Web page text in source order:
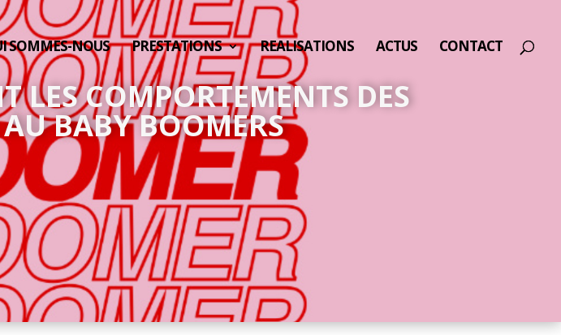
SOMMES-NOUS PRESTATIONS REALISATIONS ACTUS CONTACT
LES COMPORTEMENTS DES
BABY BOOMERS